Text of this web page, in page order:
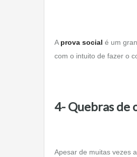
A prova social é um
com o intuito de fazer o
4- Quebras de
Apesar de muitas vezes